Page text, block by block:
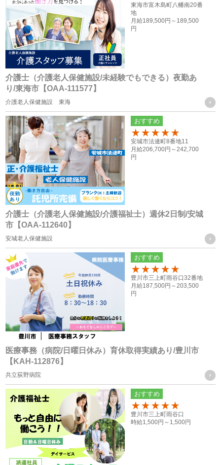
・ご家族等の氏名、住所、電話番号は、法令に基づく各種手
続きの他、本人に万一のことがあった際の緊急連絡先として
の使用の為
・当社グループ各社間における人員配置を検討する際の資料
とするため
応募者の方の個人情報
・採用活動における各種の告知や連絡（電話、メール、郵
送、ファックス送信等）のため
・採用応募者への当社グループ各社の事業やその職務等に関
する各種情報を提供するため
・採用応募者の管理及び本人確認を行うため
お取引様に関する個人情報
・当社グループ会社におけるサービスの提供、ご連絡、各種
打ち合わせのため
・各種お問合せ及びご要望事項への対応の為
共同利用する個人情報の取得方法
従業員や登録スタッフの方の個人情報
・入社時又は登録時にお預かりした履歴書や入社手続きに必
要なその他の書類、お問い合わせフォーム、メール、口頭
（電話等）、その他書面による取得
応募者の方への個人情報
・採用応募時に取得した履歴書、お問い合せフォーム、エン
トリーフォーム、口頭（電話等）による取得
・就職斡旋サイトや人材紹介会社からの通知による取得
お取引様の個人情報
・お問い合せフォーム、求人依頼フォーム、口頭（電話等）
またはFAXによる取得
個人情報の管理について責任を有する者の名称
介護士（介護老人保健施設/未経験でもできる）夜勤あ
り/東海市【OAA-111577】
介護老人保健施設 東海
100
東海市富木島町八幡南20番
地
月給189,500円～ 189,500
円
介護士（介護老人保健施設/介護福祉士）週休2日制/安城
市【OAA-112640】
安城老人保健施設
おすすめ
100
安城市法連町8番地11
月給206,700円～242,700
円
医療事務（病院/日曜日休み）育休取得実績あり/豊川市
【KAH-112876】
共立荻野病院
おすすめ
100
豊川市三上町雨谷口32番地
月給187,500円～203,500
円
おすすめ
100
豊川市三上町雨谷口
時給1,500円～ 1,500円